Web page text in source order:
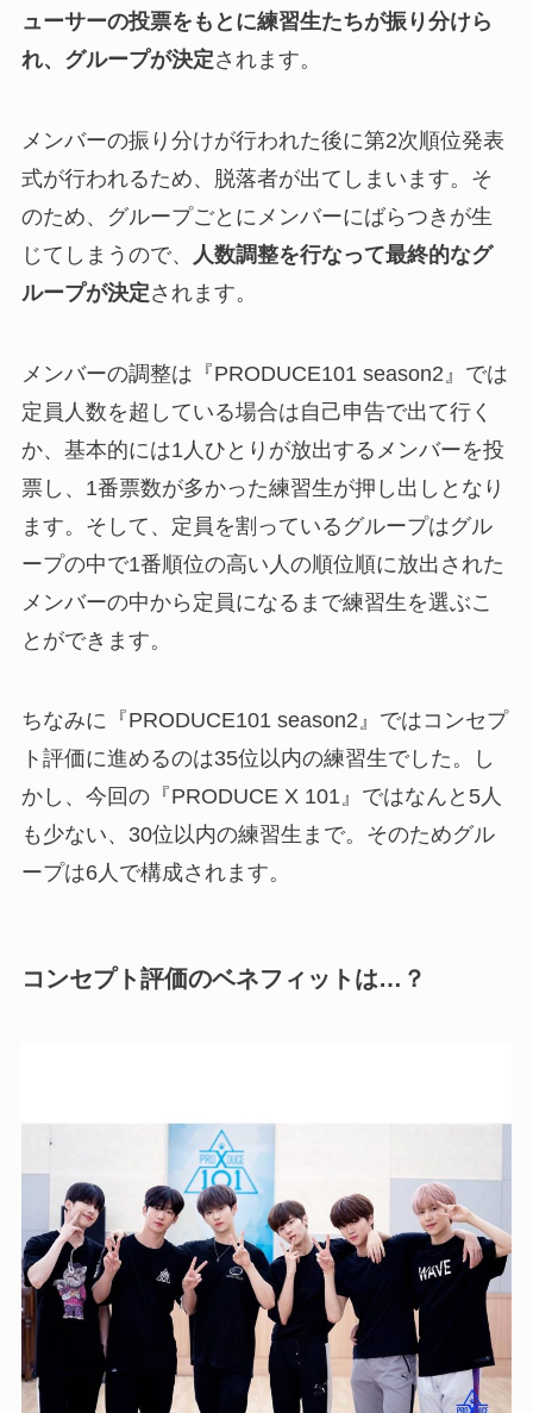
ューサーの投票をもとに練習生たちが振り分けら
れ、グループが決定されます。
メンバーの振り分けが行われた後に第2次順位発表
式が行われるため、脱落者が出てしまいます。そ
のため、グループごとにメンバーにばらつきが生
じてしまうので、
人数調整を行なって最終的なグ
ループが決定されます。
メンバーの調整は『PRODUCE101 season2』では
定員人数を超している場合は自己申告で出て行く
か、基本的には1人ひとりが放出するメンバーを投
票し、1番票数が多かった練習生が押し出しとなり
ます。そして、定員を割っているグループはグル
ープの中で1番順位の高い人の順位順に放出された
メンバーの中から定員になるまで練習生を選ぶこ
とができます。
ちなみに『PRODUCE101 season2』ではコンセプ
ト評価に進めるのは35位以内の練習生でした。し
かし、今回の『PRODUCE X 101』ではなんと5人
も少ない、30位以内の練習生まで。そのためグル
ープは6人で構成されます。
コンセプト評価のベネフィットは…？